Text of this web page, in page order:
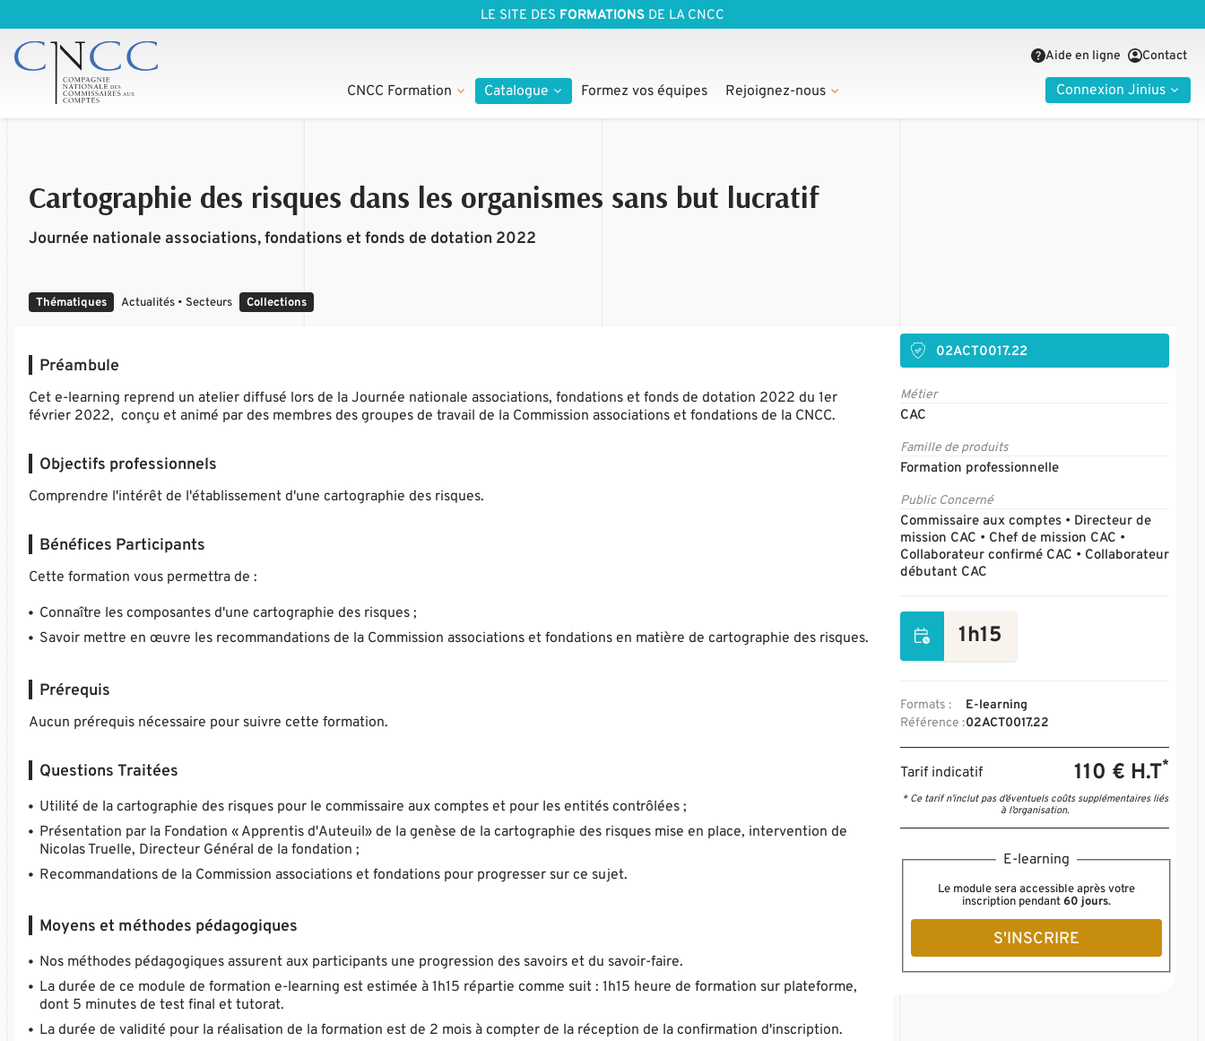
LE SITE DES FORMATIONS DE LA CNCC
CNCC Formation Catalogue Formez vos équipes Rejoignez-nous
Aide en ligne Contact
Connexion Jinius
Cartographie des risques dans les organismes sans but lucratif
Journée nationale associations, fondations et fonds de dotation 2022
Thématiques Actualités • Secteurs Collections
Préambule
Cet e-learning reprend un atelier diffusé lors de la Journée nationale associations, fondations et fonds de dotation 2022 du 1er
février 2022, conçu et animé par des membres des groupes de travail de la Commission associations et fondations de la CNCC.
Objectifs professionnels
Comprendre l'intérêt de l'établissement d'une cartographie des risques.
Bénéfices Participants
Cette formation vous permettra de :
Connaître les composantes d'une cartographie des risques ;
Savoir mettre en œuvre les recommandations de la Commission associations et fondations en matière de cartographie des risques.
Prérequis
Aucun prérequis nécessaire pour suivre cette formation.
Questions Traitées
Utilité de la cartographie des risques pour le commissaire aux comptes et pour les entités contrôlées ;
Présentation par la Fondation « Apprentis d'Auteuil» de la genèse de la cartographie des risques mise en place, intervention de
Nicolas Truelle, Directeur Général de la fondation ;
Recommandations de la Commission associations et fondations pour progresser sur ce sujet.
Moyens et méthodes pédagogiques
Nos méthodes pédagogiques assurent aux participants une progression des savoirs et du savoir-faire.
La durée de ce module de formation e-learning est estimée à 1h15 répartie comme suit : 1h15 heure de formation sur plateforme,
dont 5 minutes de test final et tutorat.
La durée de validité pour la réalisation de la formation est de 2 mois à compter de la réception de la confirmation d'inscription.
02ACT0017.22
Métier
CAC
Famille de produits
Formation professionnelle
Public Concerné
Commissaire aux comptes • Directeur de
mission CAC • Chef de mission CAC •
Collaborateur confirmé CAC • Collaborateur
débutant CAC
1h15
Formats :
E-learning
Référence :02ACT0017.22
Tarif indicatif 110 € H.T*
* Ce tarif n’inclut pas d’éventuels coûts supplémentaires liés
à l’organisation.
E-learning
Le module sera accessible après votre
inscription pendant60 jours.
S'INSCRIRE